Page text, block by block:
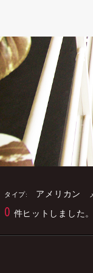
タイプ: アメリカン
0 件ヒットしました。